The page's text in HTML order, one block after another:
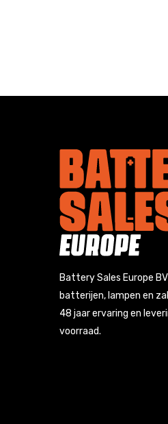
Battery Sales Europe
batterijen, lampen en
48 jaar ervaring en
voorraad.